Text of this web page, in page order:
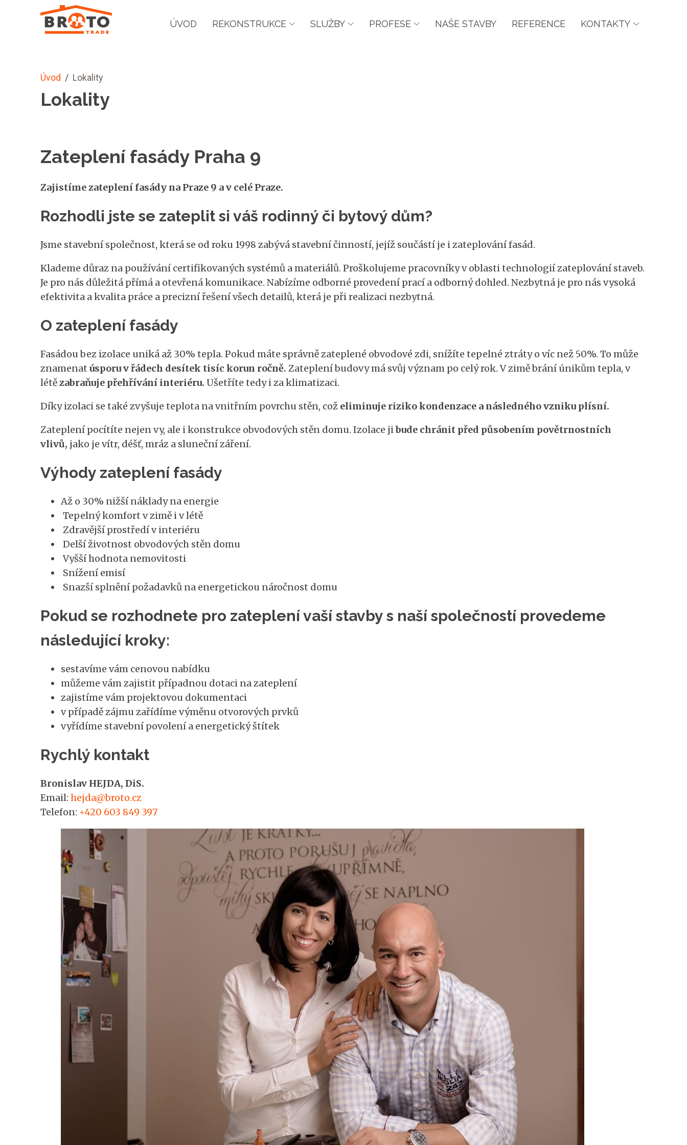
ÚVOD REKONSTRUKCE SLUŽBY PROFESE NAŠE STAVBY REFERENCE KONTAKTY
Úvod / Lokality
Lokality
Zateplení fasády Praha 9
Zajistíme zateplení fasády na Praze 9 a v celé Praze.
Rozhodli jste se zateplit si váš rodinný či bytový dům?
Jsme stavební společnost, která se od roku 1998 zabývá stavební činností, jejíž součástí je i zateplování fasád.
Klademe důraz na používání certifikovaných systémů a materiálů. Proškolujeme pracovníky v oblasti technologií zateplování staveb.
Je pro nás důležitá přímá a otevřená komunikace. Nabízíme odborné provedení prací a odborný dohled. Nezbytná je pro nás vysoká
efektivita a kvalita práce a precizní řešení všech detailů, která je při realizaci nezbytná.
O zateplení fasády
Fasádou bez izolace uniká až 30% tepla. Pokud máte správně zateplené obvodové zdi, snížíte tepelné ztráty o víc než 50%. To může
znamenat úsporu v řádech desítek tisíc korun ročně. Zateplení budovy má svůj význam po celý rok. V zimě brání únikům tepla, v
létězabraňuje přehřívání interiéru. Ušetříte tedy i za klimatizaci.
Díky izolaci se také zvyšuje teplota na vnitřním povrchu stěn, což eliminuje riziko kondenzace a následného vzniku plísní.
Zateplení pocítíte nejen vy, ale i konstrukce obvodových stěn domu. Izolace jibude chránit před působením povětrnostních
vlivů, jako je vítr, déšť, mráz a sluneční záření.
Výhody zateplení fasády
Až o 30% nižší náklady na energie
Tepelný komfort v zimě i v létě
Zdravější prostředí v interiéru
Delší životnost obvodových stěn domu
Vyšší hodnota nemovitosti
Snížení emisí
Snazší splnění požadavků na energetickou náročnost domu
Pokud se rozhodnete pro zateplení vaší stavby s naší společností provedeme
následující kroky:
sestavíme vám cenovou nabídku
můžeme vám zajistit případnou dotaci na zateplení
zajistíme vám projektovou dokumentaci
v případě zájmu zařídíme výměnu otvorových prvků
vyřídíme stavební povolení a energetický štítek
Rychlý kontakt
Bronislav HEJDA, DiS.
Email: hejda@broto.cz
Telefon: +420 603 849 397